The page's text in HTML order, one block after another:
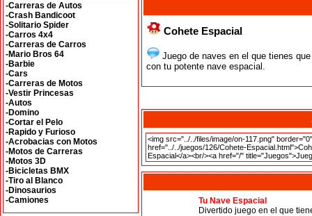
-Carreras de Autos
-Crash Bandicoot
-Solitario Spider
-Carros 4x4
-Carreras de Carros
-Mario Bros 64
-Barbie
-Cars
-Carreras de Motos
-Vestir Princesas
-Autos
-Domino
-Cortar el Pelo
-Rapido y Furioso
-Acrobacias con Motos
-Motos de Carreras
-Motos 3D
-Bicicletas BMX
-Tiro al Blanco
-Dinosaurios
-Camiones
Cohete Espacial
Juego de naves en el que tienes
con tu potente nave espacial.
Tu Nave Espacial
Divertido juego en el que